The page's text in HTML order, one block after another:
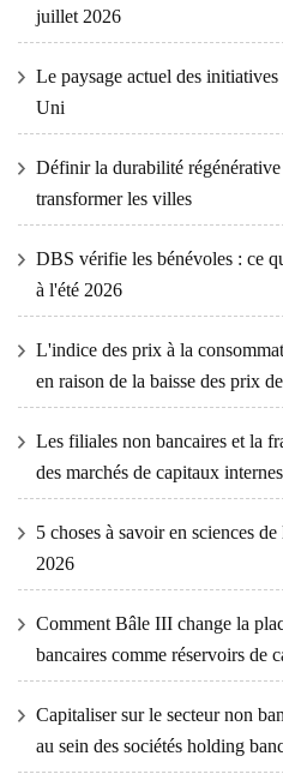
juillet 2026
Le paysage actuel des
Uni
Définir la durabilité
transformer les villes
DBS vérifie les bénévoles : ce
à l'été 2026
L'indice des prix à la
en raison de la baisse des prix
Les filiales non bancaires et la
des marchés de capitaux internes
5 choses à savoir en sciences
2026
Comment Bâle III change la
bancaires comme réservoirs de
Capitaliser sur le secteur non
au sein des sociétés holding